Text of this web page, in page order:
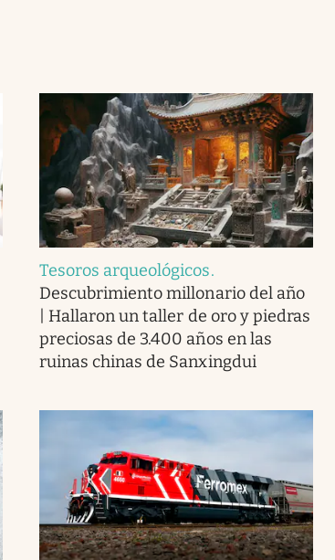
Tesoros arqueológicos.
Descubrimiento millonario del año
| Hallaron un taller de oro y piedras
preciosas de 3.400 años en las
ruinas chinas de Sanxingdui